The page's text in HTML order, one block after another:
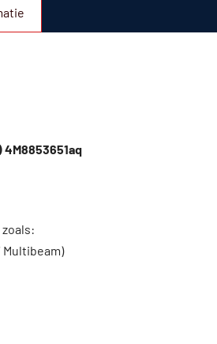
4M8853651aq
Multibeam)